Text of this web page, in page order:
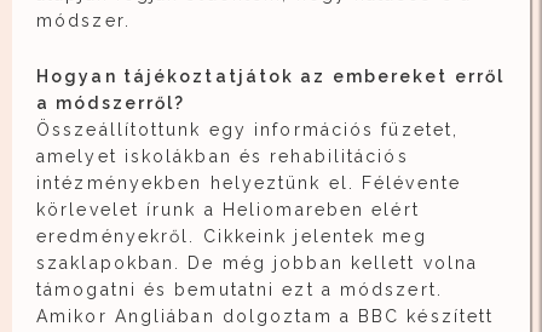
módszer.
Hogyan tájékoztatjátok az embereket erről
a módszerről?
Összeállítottunk egy információs füzetet,
amelyet iskolákban és rehabilitációs
intézményekben helyeztünk el. Félévente
körlevelet írunk a Heliomareben elért
eredményekről. Cikkeink jelentek meg
szaklapokban. De még jobban kellett volna
támogatni és bemutatni ezt a módszert.
Amikor Angliában dolgoztam a BBC készített